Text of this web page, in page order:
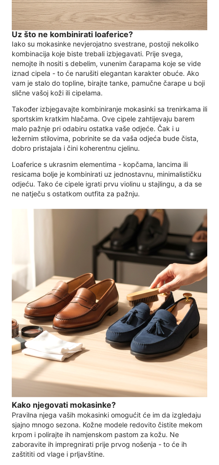
Uz što ne kombinirati loaferice?
Iako su mokasinke nevjerojatno svestrane, postoji nekoliko
kombinacija koje biste trebali izbjegavati. Prije svega,
nemojte ih nositi s debelim, vunenim čarapama koje se vide
iznad cipela - to će narušiti elegantan karakter obuće. Ako
vam je stalo do topline, birajte tanke, pamučne čarape u boji
slične vašoj koži ili cipelama.
Također izbjegavajte kombiniranje mokasinki sa trenirkama ili
sportskim kratkim hlačama. Ove cipele zahtijevaju barem
malo pažnje pri odabiru ostatka vaše odjeće. Čak i u
ležernim stilovima, pobrinite se da vaša odjeća bude čista,
dobro pristajala i čini koherentnu cjelinu.
Loaferice s ukrasnim elementima - kopčama, lancima ili
resicama bolje je kombinirati uz jednostavnu, minimalističku
odjeću. Tako će cipele igrati prvu violinu u stajlingu, a da se
ne natječu s ostatkom outfita za pažnju.
Kako njegovati mokasinke?
Pravilna njega vaših mokasinki omogućit će im da izgledaju
sjajno mnogo sezona. Kožne modele redovito čistite mekom
krpom i polirajte ih namjenskom pastom za kožu. Ne
zaboravite ih impregnirati prije prvog nošenja - to će ih
zaštititi od vlage i prljavštine.